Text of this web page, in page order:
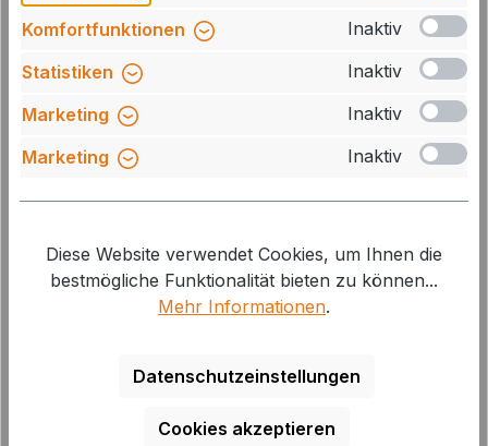
Stck
Artikelnummer:
Herstellernummer:
GTIN/EAN:
7332464036442
Für alle Dometic Caravangeräte AUSSER Luxemburg
KTL Ausführung: Elektro Länge: 1400 mm
Komfortfunktionen
Inaktiv
Statistiken
Inaktiv
Marketing
Inaktiv
Marketing
Inaktiv
Diese Website verwendet Cookies, um Ihnen die
bestmögliche Funktionalität bieten zu können...
Mehr Informationen.
Datenschutzeinstellungen
Cookies akzeptieren